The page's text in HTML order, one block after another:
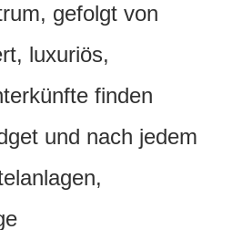
gefolgt von
luxuriös,
finden
und nach jedem